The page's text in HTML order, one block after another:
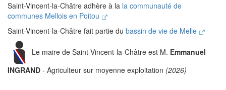
Saint-Vincent-la-Châtre adhère à la la communauté de
communes Mellois en Poitou
Saint-Vincent-la-Châtre fait partie du bassin de vie de Melle
Le maire de Saint-Vincent-la-Châtre est M. Emmanuel
INGRAND - Agriculteur sur moyenne exploitation (2026)